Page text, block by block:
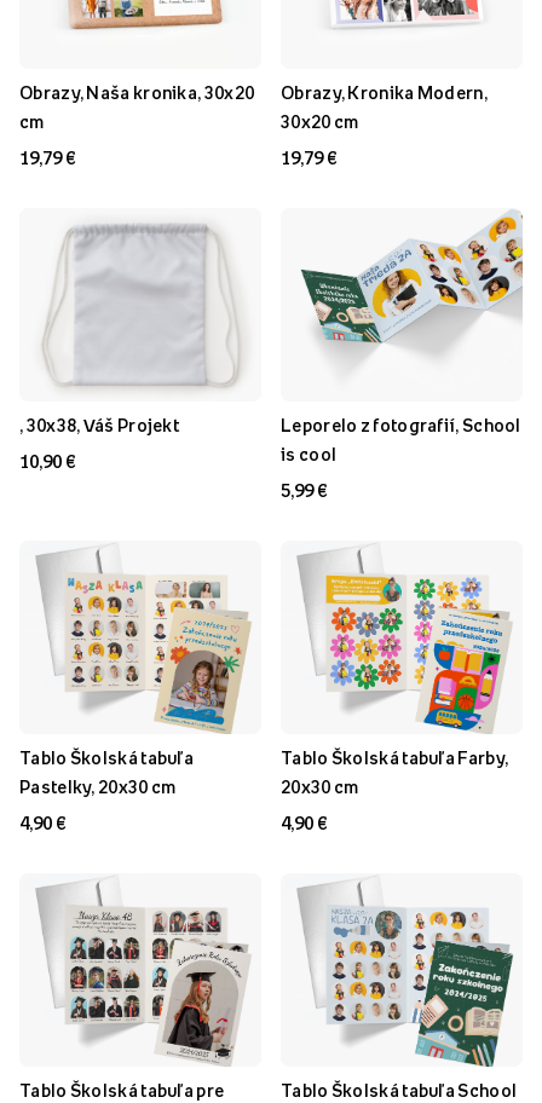
Obrazy, Naša kronika, 30x20
cm
19,79 €
Obrazy, Kronika Modern,
30x20 cm
19,79 €
, 30x38, Váš Projekt
10,90 €
Leporelo z fotografií, School
is cool
5,99 €
Tablo Školská tabuľa
Pastelky, 20x30 cm
4,90 €
Tablo Školská tabuľa Farby,
20x30 cm
4,90 €
Tablo Školská tabuľa pre
Tablo Školská tabuľa School